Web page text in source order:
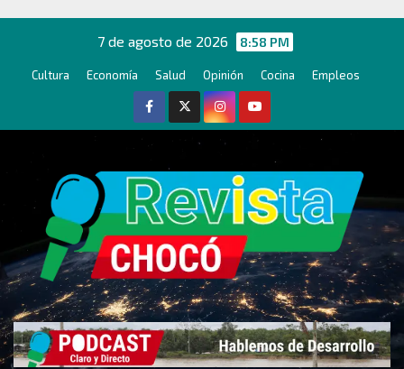
contenido
7 de agosto de 2026 8:58 PM
Cultura Economía Salud Opinión Cocina Empleos